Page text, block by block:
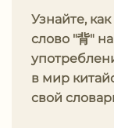
Узнайте,
слово "背"
в мир
свой